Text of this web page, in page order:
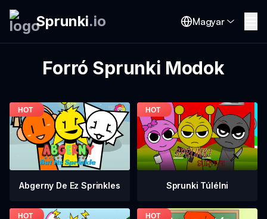
Sprunki.io Magyar
Forró Sprunki Modok
Abgerny De Ez Sprinkles Sprunki Túlélni